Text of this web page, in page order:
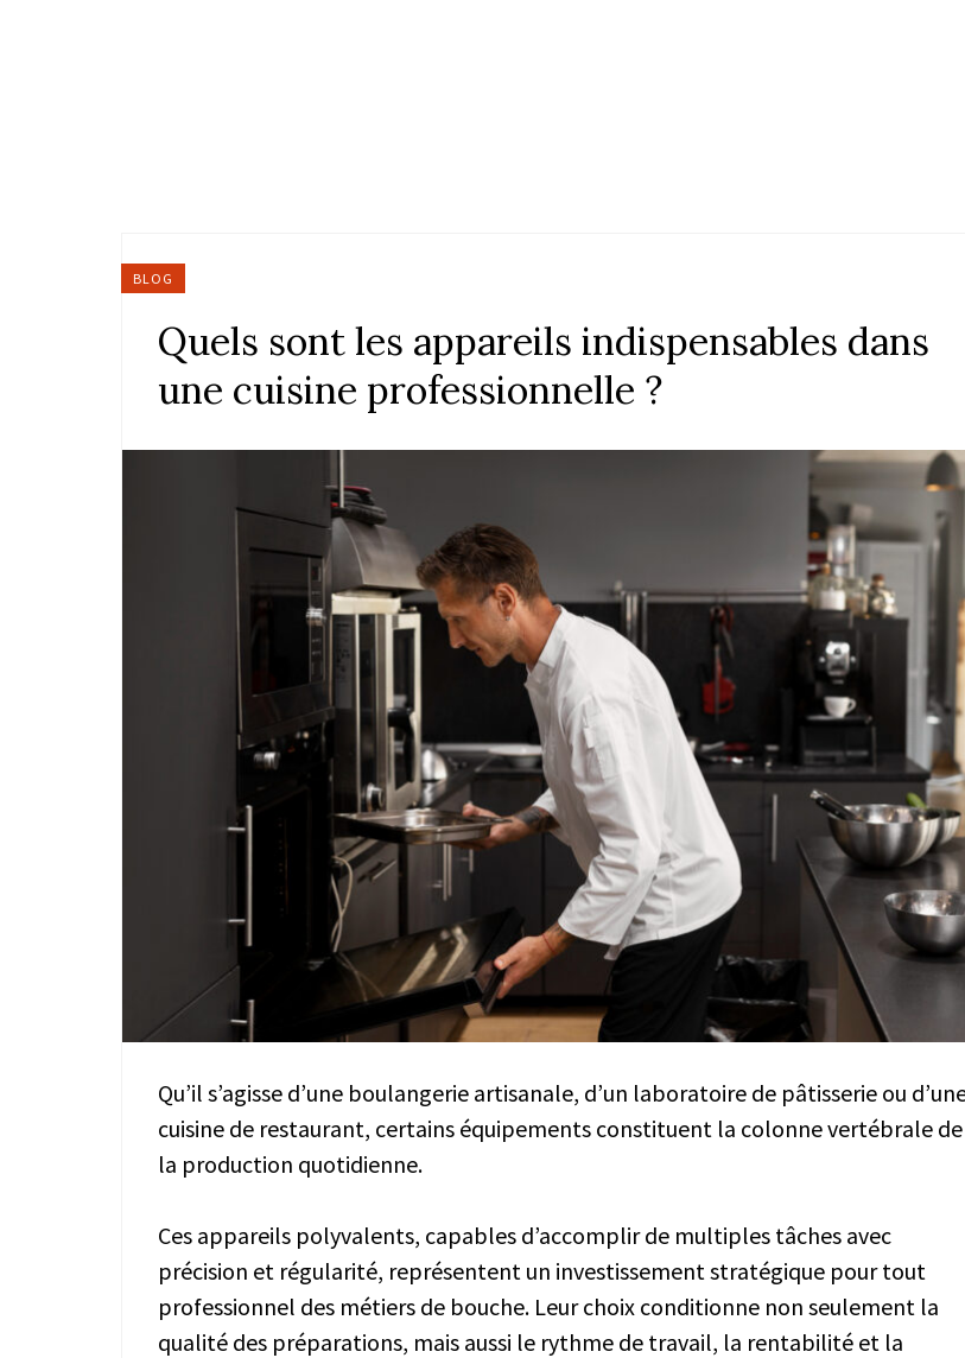
BLOG
Quels sont les appareils indispensables dans
une cuisine professionnelle ?
Qu’il s’agisse d’une boulangerie artisanale, d’un laboratoire de pâtisserie ou
cuisine de restaurant, certains équipements constituent la colonne vertébrale de
la production quotidienne.
Ces appareils polyvalents, capables d’accomplir de multiples tâches avec
précision et régularité, représentent un investissement stratégique pour tout
professionnel des métiers de bouche. Leur choix conditionne non seulement la
qualité des préparations, mais aussi le rythme de travail, la rentabilité et la